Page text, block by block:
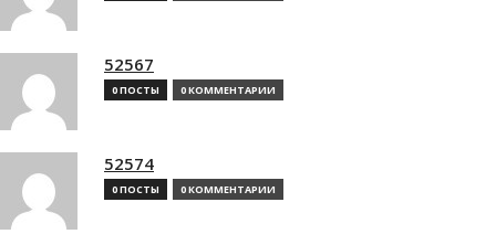
52567
0 ПОСТЫ 0 КОММЕНТАРИИ
52574
0 ПОСТЫ 0 КОММЕНТАРИИ